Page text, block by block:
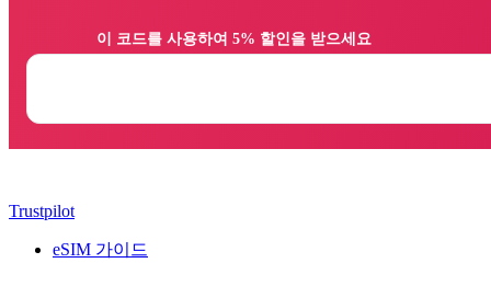
Trustpilot
eSIM 가이드